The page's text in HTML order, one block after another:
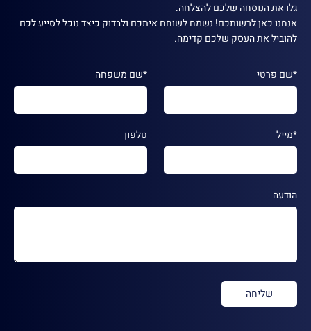
גלו את הנוסחה שלכם להצלחה.
אנחנו כאן לרשותכם! נשמח לשוחח איתכם ולבדוק כיצד נוכל לסייע לכם
להוביל את העסק שלכם קדימה.
*שם פרטי
*מייל
*שם משפחה
טלפון
הודעה